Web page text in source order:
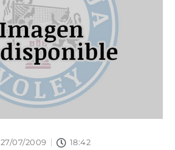
27/07/2009 18:42